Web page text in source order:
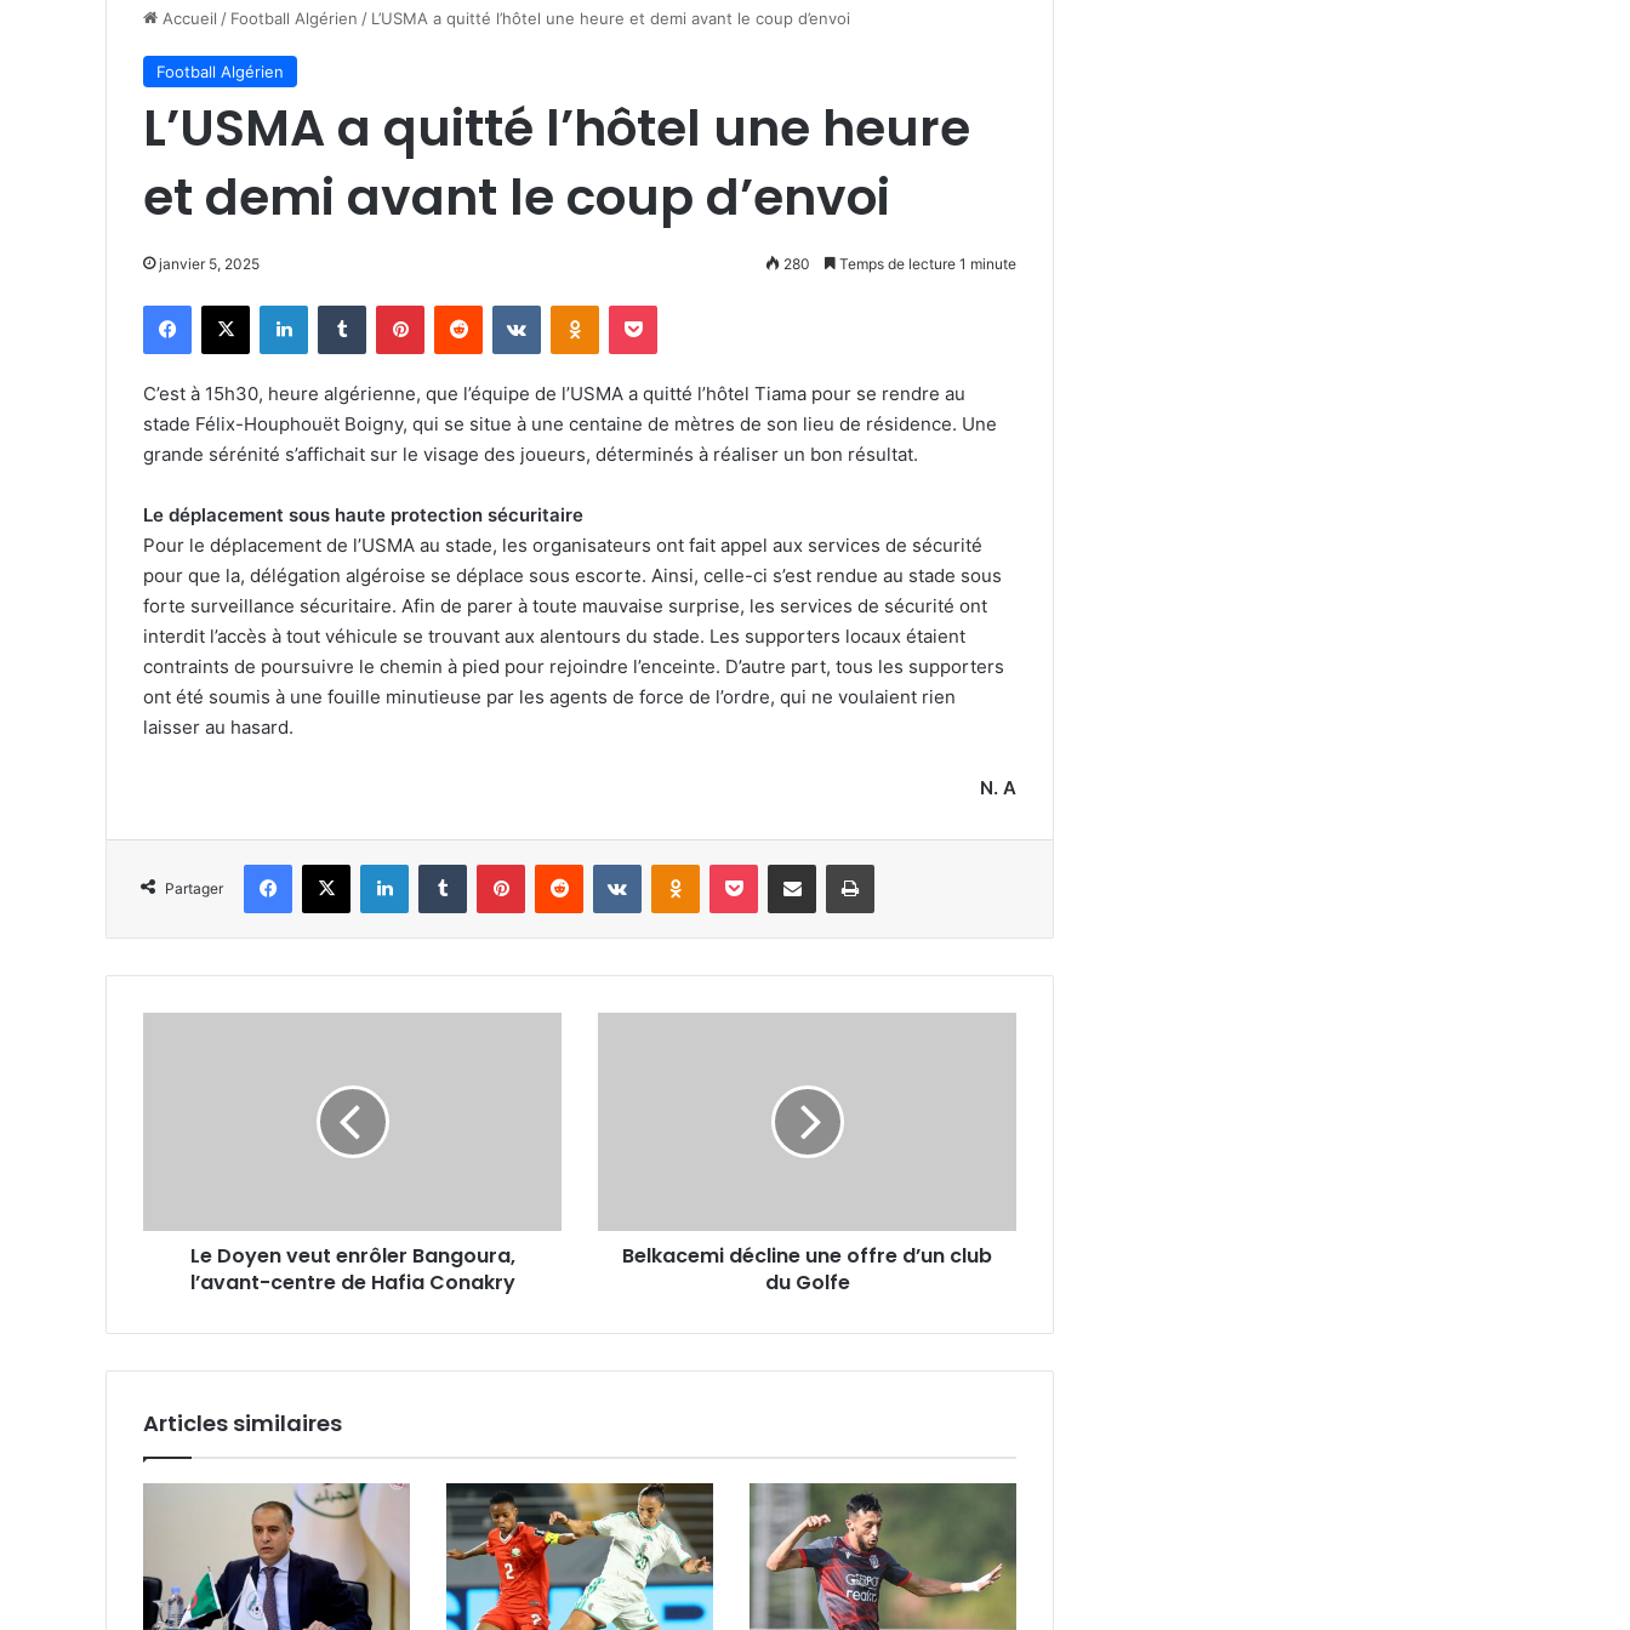
Accueil / Football Algérien / L’USMA a quitté l’hôtel une heure et demi avant le coup d’envoi
Football Algérien
L’USMA a quitté l’hôtel une heure
et demi avant le coup d’envoi
janvier 5, 2025 280 Temps de lecture 1 minute
Facebook
X LinkedinTumblr PinterestReddit VKontakteOdnoklassniki
Pocket
C’est à 15h30, heure algérienne, que l’équipe de l’USMA a quitté l’hôtel Tiama pour se rendre au
stade Félix-Houphouët Boigny, qui se situe à une centaine de mètres de son lieu de résidence. Une
grande sérénité s’affichait sur le visage des joueurs, déterminés à réaliser un bon résultat.
Le déplacement sous haute protection sécuritaire
Pour le déplacement de l’USMA au stade, les organisateurs ont fait appel aux services de sécurité
pour que la, délégation algéroise se déplace sous escorte. Ainsi, celle-ci s’est rendue au stade sous
forte surveillance sécuritaire. Afin de parer à toute mauvaise surprise, les services de sécurité ont
interdit l’accès à tout véhicule se trouvant aux alentours du stade. Les supporters locaux étaient
contraints de poursuivre le chemin à pied pour rejoindre l’enceinte. D’autre part, tous les supporters
ont été soumis à une fouille minutieuse par les agents de force de l’ordre, qui ne voulaient rien
laisser au hasard.
N. A
Partager
Facebook
X LinkedinTumblr PinterestReddit VKontakteOdnoklassniki
Pocket Partager par email Imprimer
Hafia
ConakryLe Doyen veut enrôler Bangoura,
l’avant-centre de Hafia Conakry
Belkacemi décline une offre d’un club
du Golfe
Articles similaires